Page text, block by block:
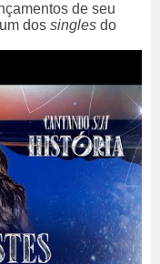
de seu
dos singles do